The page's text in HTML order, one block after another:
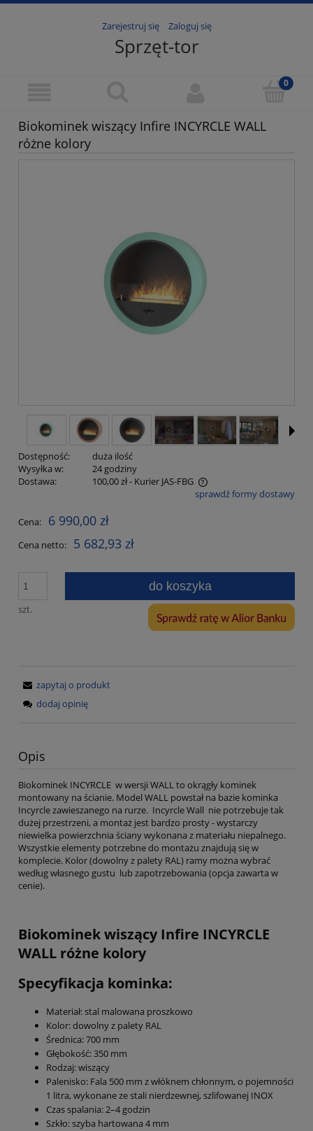
Zarejestruj się Zaloguj się
Sprzęt-tor
Biokominek wiszący Infire INCYRCLE WALL
różne kolory
Dostępność:
duża ilość
Wysyłka w:
24 godziny
Dostawa:
100,00 zł- Kurier JAS-FBG
Cena nie zawiera ewentualnych kosztów płatnościsprawdź formy dostawy
Cena: 6 990,00 zł
Cena netto: 5 682,93 zł
szt.
do koszyka
zapytaj o produkt
dodaj opinię
Opis
Biokominek INCYRCLE w wersji WALL to okrągły kominek
montowany na ścianie. Model WALL powstał na bazie kominka
Incyrcle zawieszanego na rurze. Incyrcle Wall nie potrzebuje tak
dużej przestrzeni, a montaż jest bardzo prosty - wystarczy
niewielka powierzchnia ściany wykonana z materiału niepalnego.
Wszystkie elementy potrzebne do montażu znajdują się w
komplecie. Kolor (dowolny z palety RAL) ramy można wybrać
według własnego gustu lub zapotrzebowania (opcja zawarta w
cenie).
Biokominek wiszący Infire INCYRCLE
WALL różne kolory
Specyfikacja kominka:
Materiał: stal malowana proszkowo
Kolor: dowolny z palety RAL
Średnica: 700 mm
Głębokość: 350 mm
Rodzaj: wiszący
Palenisko: Fala 500 mm z włóknem chłonnym, o pojemności
1 litra, wykonane ze stali nierdzewnej, szlifowanej INOX
Czas spalania: 2–4 godzin
Szkło: szyba hartowana 4 mm